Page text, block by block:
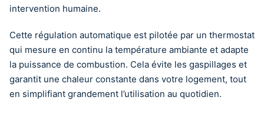
intervention humaine.
Cette régulation automatique est pilotée par un thermostat
qui mesure en continu la température ambiante et adapte
la puissance de combustion. Cela évite les gaspillages et
garantit une chaleur constante dans votre logement, tout
en simplifiant grandement l’utilisation au quotidien.